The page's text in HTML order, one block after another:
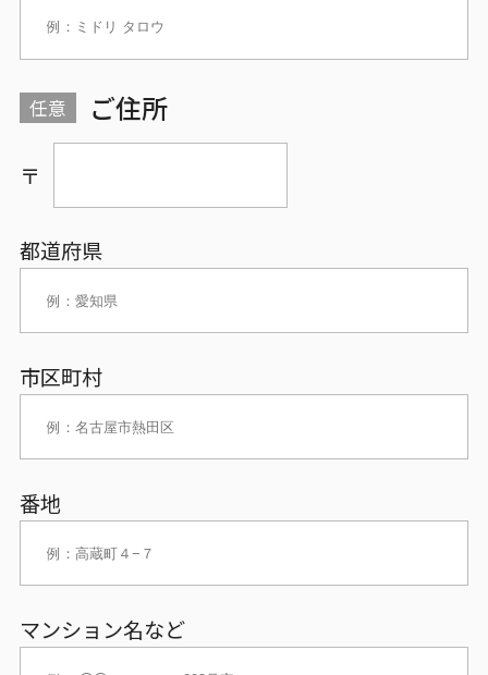
任意 ご住所
〒
都道府県
市区町村
番地
マンション名など